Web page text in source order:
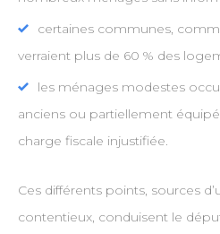
certaines communes,
verraient plus de 60 % des
les ménages modestes
anciens ou partiellement
charge fiscale injustifiée.
Ces différents points, sources
contentieux, conduisent le